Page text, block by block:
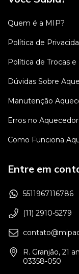
Quem é a MIP?
Política de
Política de Trocas
Dúvidas Sobre
Manutenção
Erros no
Como Funciona
Entre em
5511967116786
(11) 2910-5279
R. Granjão, 21
03358-050